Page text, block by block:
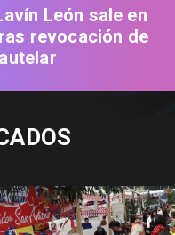
León sale en
revocación de